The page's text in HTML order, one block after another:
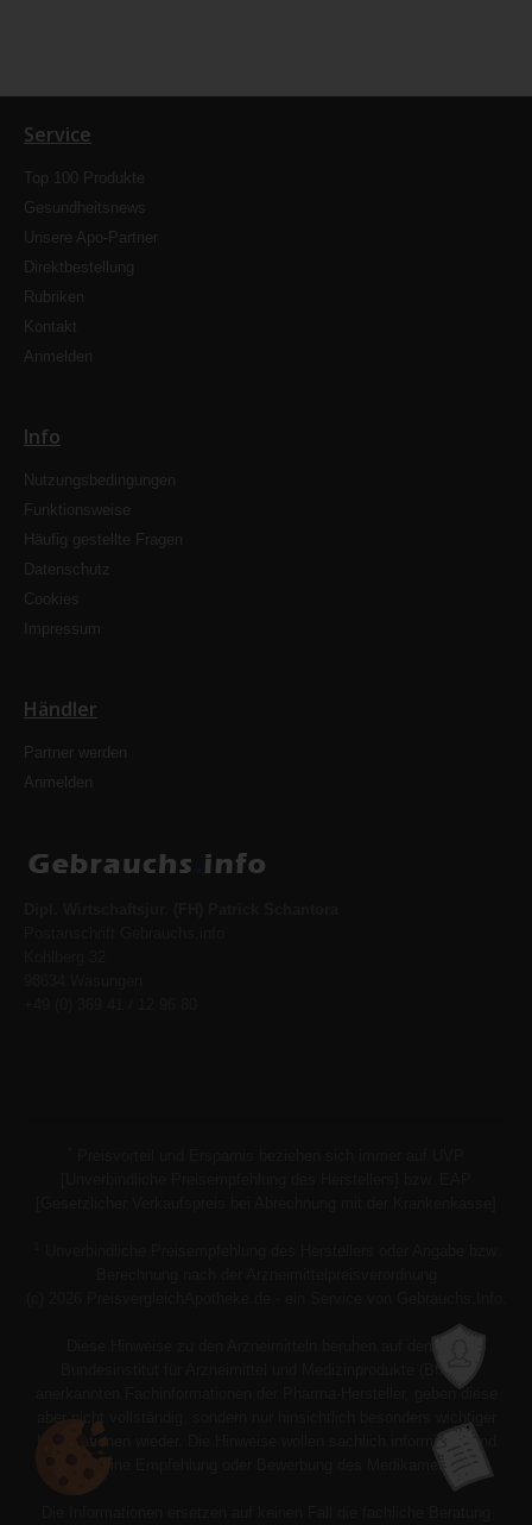
Service
Top 100 Produkte
Gesundheitsnews
Unsere Apo-Partner
Direktbestellung
Rubriken
Kontakt
Anmelden
Info
Nutzungsbedingungen
Funktionsweise
Häufig gestellte Fragen
Datenschutz
Cookies
Impressum
Händler
Partner werden
Anmelden
Bundesinstitut für Arzneimittel und Medizinprodukte (BfArM)
anerkannten Fachinformationen der Pharma-Hersteller, geben diese
aber nicht vollständig, sondern nur hinsichtlich besonders wichtiger
Informationen wieder. Die Hinweise wollen sachlich informieren und
stellen keine Empfehlung oder Bewerbung des Medikaments dar.